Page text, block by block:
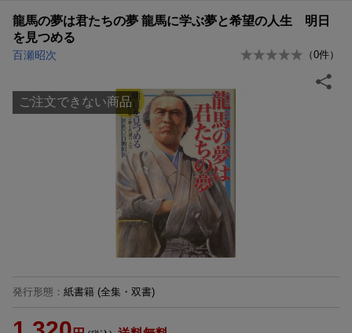
龍馬の夢は君たちの夢 龍馬に学ぶ夢と希望の人生 明日
を見つめる
百瀬昭次 （0件）
ご注文できない商品
発行形態 ： 紙書籍 (全集・双書)